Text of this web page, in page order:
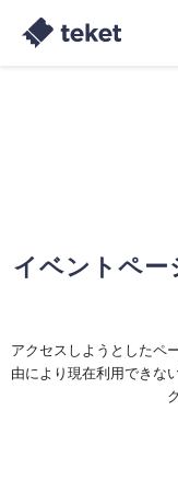
イベントペー
アクセスしようとしたペ
由により現在利用できな